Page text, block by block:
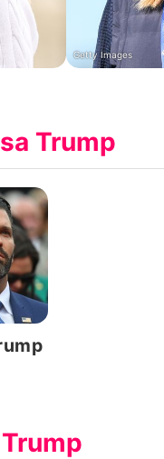
Getty Images
Trump